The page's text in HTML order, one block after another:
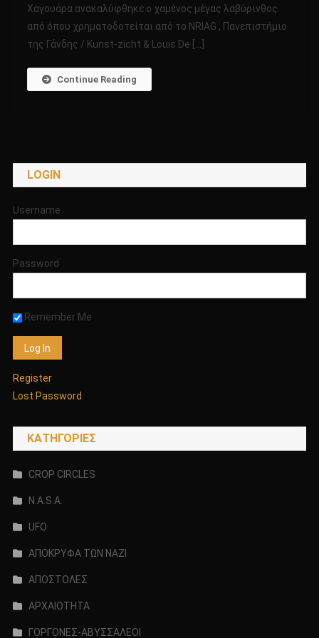
ΛΑΒΥΡΙΝΘΟΣ
ΤΗΣ
ΑΙΓΥΠΤΟΥ!!!!
Χαγουάρα ανακαλύφθηκε ο χαμένος μέγας λαβύρινθος
από όπου χρηματοδοτείται από το NRIAG , Πανεπιστήμιο
της Γάνδης / Kunst-zicht & Louis De […]
Continue Reading
LOGIN
Username
Password
Remember Me
Register
Lost Password
KΑΤΗΓΟΡΊΕΣ
CROP CIRCLES
N.A.S.A.
UFO
ΑΠΟΚΡΥΦΑ ΤΩΝ ΝΑΖΙ
ΑΠΟΣΤΟΛΕΣ
ΑΡΧΑΙΟΤΗΤΑ
ΓΟΡΓΟΝΕΣ-ΑΒΥΣΣΑΛΕΟΙ